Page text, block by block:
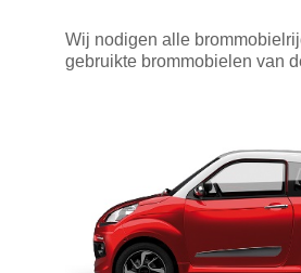
Wij nodigen alle
gebruikte brommobielen van